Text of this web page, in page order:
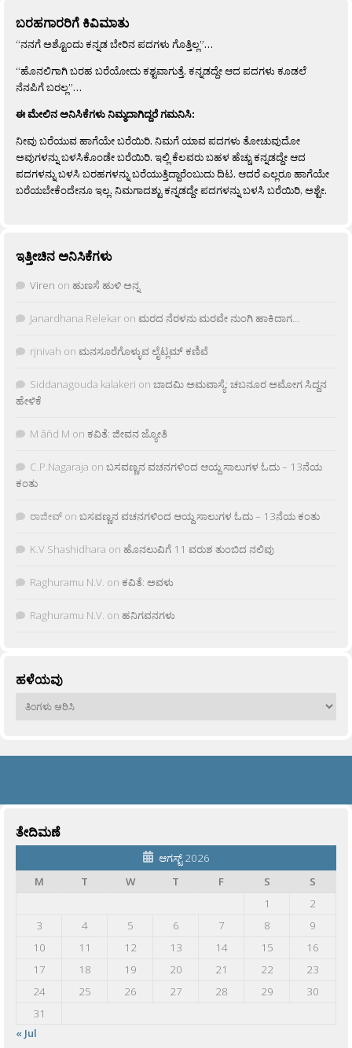
ಬರಹಗಾರರಿಗೆ ಕಿವಿಮಾತು
“ನನಗೆ ಅಶ್ಟೊಂದು ಕನ್ನಡ ಬೇರಿನ ಪದಗಳು ಗೊತ್ತಿಲ್ಲ”…
“ಹೊನಲಿಗಾಗಿ ಬರಹ ಬರೆಯೋದು ಕಶ್ಟವಾಗುತ್ತೆ. ಕನ್ನಡದ್ದೇ ಆದ ಪದಗಳು ಕೂಡಲೆ
ನೆನಪಿಗೆ ಬರಲ್ಲ”…
ಈ ಮೇಲಿನ ಅನಿಸಿಕೆಗಳು ನಿಮ್ಮದಾಗಿದ್ದರೆ ಗಮನಿಸಿ:
ನೀವು ಬರೆಯುವ ಹಾಗೆಯೇ ಬರೆಯಿರಿ. ನಿಮಗೆ ಯಾವ ಪದಗಳು ತೋಚುವುದೋ
ಅವುಗಳನ್ನು ಬಳಸಿಕೊಂಡೇ ಬರೆಯಿರಿ. ಇಲ್ಲಿ ಕೆಲವರು ಬಹಳ ಹೆಚ್ಚು ಕನ್ನಡದ್ದೇ ಆದ
ಪದಗಳನ್ನು ಬಳಸಿ ಬರಹಗಳನ್ನು ಬರೆಯುತ್ತಿದ್ದಾರೆಂಬುದು ದಿಟ. ಆದರೆ ಎಲ್ಲರೂ ಹಾಗೆಯೇ
ಬರೆಯಬೇಕೆಂದೇನೂ ಇಲ್ಲ. ನಿಮಗಾದಶ್ಟು ಕನ್ನಡದ್ದೇ ಪದಗಳನ್ನು ಬಳಸಿ ಬರೆಯಿರಿ, ಅಶ್ಟೇ.
ಇತ್ತೀಚಿನ ಅನಿಸಿಕೆಗಳು
Viren on ಹುಣಸೆ ಹುಳಿ ಅನ್ನ
Janardhana Relekar on ಮರದ ನೆರಳನು ಮರವೇ ನುಂಗಿ ಹಾಕಿದಾಗ…
rjnivah on ಮನಸೂರೆಗೊಳ್ಳುವ ಲೈಟ್ಲಮ್ ಕಣಿವೆ
Siddanagouda kalakeri on ಬಾದಮಿ ಅಮವಾಸ್ಯೆ: ಚಬನೂರ ಅಮೋಗ ಸಿದ್ದನ
ಹೇಳಿಕೆ
M âñd M on ಕವಿತೆ: ಜೀವನ ಜ್ಯೋತಿ
C.P.Nagaraja on ಬಸವಣ್ಣನ ವಚನಗಳಿಂದ ಆಯ್ದ ಸಾಲುಗಳ ಓದು – 13ನೆಯ
ಕಂತು
ರಾಜೀವ್ on ಬಸವಣ್ಣನ ವಚನಗಳಿಂದ ಆಯ್ದ ಸಾಲುಗಳ ಓದು – 13ನೆಯ ಕಂತು
K.V Shashidhara on ಹೊನಲುವಿಗೆ 11 ವರುಶ ತುಂಬಿದ ನಲಿವು
Raghuramu N.V. on ಕವಿತೆ: ಅವಳು
Raghuramu N.V. on ಹನಿಗವನಗಳು
ಹಳೆಯವು
ಹಳೆಯವು
ತೇದಿಮಣೆ
ಆಗಸ್ಟ್ 2026
M
T W T F S
S
1
2
3
4 5 6 7 8
9
10
11 12 13 14 15
16
17
18 19 20 21 22
23
24
25 26 27 28 29
30
31
« Jul